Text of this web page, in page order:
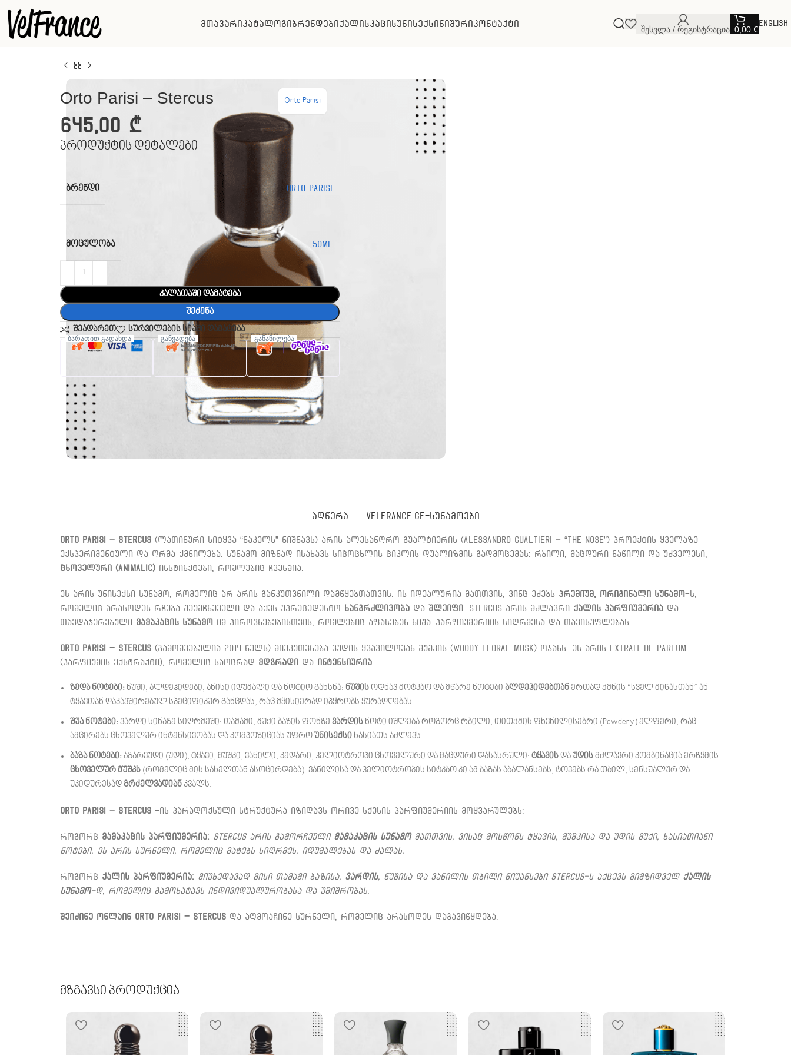
მთავარიკატალოგიბრენდებიქალისკაცისუნისექსინიშურიკონტაქტი
Შესვლა / Რეგისტრაცია 0,00 ₾
English
Orto Parisi – Stercus Orto Parisi
645,00 ₾
პროდუქტის დეტალები
ᲑᲠᲔᲜᲓᲘ Orto Parisi
ᲛᲝᲪᲣᲚᲝᲑᲐ 50ML
კალათაში დამატება
შეძენა
შეადარეთ სურვილების სიაში დამატება
ბარათით გადახდა განვადება განაწილება
ᲐᲦᲬᲔᲠᲐ VELFRANCE.GE-ᲡᲣᲜᲐᲛᲝᲔᲑᲘ
Orto Parisi – Stercus (ლათინური სიტყვა “ნაკელს” ნიშნავს) არის ალესანდრო გუალტიერის (Alessandro Gualtieri – “The Nose”) პროექტის ყველაზე
ექსპერიმენტული და ღრმა ქმნილება. სუნამო მიზნად ისახავს სიცოცხლის ციკლის დუალიზმის გადმოცემას: რბილი, მაცდური ნაწილი და უძველესი,
ცხოველური (Animalic) ინსტინქტები, რომლებიც ჩვენშია.
ეს არის უნისექსი სუნამო, რომელიც არ არის განკუთვნილი დამწყებთათვის. ის იდეალურია მათთვის, ვინც ეძებს პრემიუმ, ორიგინალი სუნამო-ს,
რომელიც არასოდეს რჩება შეუმჩნეველი და აქვს უპრეცედენტო
ხანგრძლივობა და შლეიფი . Stercus არის მძლავრი ქალის პარფიუმერია და
თავდაჯერებული მამაკაცის სუნამო იმ პიროვნებებისთვის, რომლებიც აფასებენ ნიშა-პარფიუმერიის სიღრმესა და თავისუფლებას.
Orto Parisi – Stercus (გამოშვებულია 2014 წელს) მიეკუთვნება ვუდის ყვავილოვან მუშკის (Woody Floral Musk) ოჯახს. ეს არის Extrait de Parfum
(პარფიუმის ექსტრაქტი), რომელიც საოცრად მდგრადი და ინტენსიურია
ზედა ნოტები: ნუში, ალდეჰიდები, ანისი იდუმალი და ნოტიო გახსნა: ნუშის ოდნავ მოტკბო და მწარე ნოტები ალდეჰიდებთან ერთად ქმნის “სველ მიწასთან” ან
ტყავთან დაკავშირებულ სპეციფიკურ განცდას, რაც მყისიერად იპყრობს ყურადღებას.
შუა ნოტები: ვარდი სინაზე სიღრმეში: თამამი, მუქი ბაზის ფონზე ვარდის ნოტი იშლება როგორც რბილი, თითქმის ფხვნილისებრი (Powdery) ელფერი, რაც
ამცირებს ცხოველურ ინტენსივობას და კომპოზიციას უფრო უნისექსი ხასიათს აძლევს.
ბაზა ნოტები: აგარვუდი (უდი), ტყავი, მუშკი, ვანილი, კედარი, ჰელიოტროპი ცხოველური და მაცდური დასასრული: ტყავის და უდის მძლავრი კომბინაცია ერწყმის
ცხოველურ მუშკს (რომელიც მის სახელთან ასოცირდება). ვანილისა და ჰელიოტროპის სიტკბო კი ამ ბაზას აბალანსებს, ტოვებს რა თბილ, სენსუალურ და
უკიდურესად გრძელვადიან კვალს.
Orto Parisi – Stercus -ის პარადოქსული სტრუქტურა იზიდავს ორივე სქესის პარფიუმერიის მოყვარულებს:
როგორც მამაკაცის პარფიუმერია: Stercus არის გამორჩეული მამაკაცის სუნამომათთვის, ვისაც მოსწონს ტყავის, მუშკისა და უდის მუქი, ხასიათიანი
ნოტები. ეს არის სურნელი, რომელიც მატებს სიღრმეს, იდუმალებას და ძალას.
როგორც ქალის პარფიუმერია: მიუხედავად მისი თამამი ბაზისა, ვარდის, ნუშისა და ვანილის თბილი ნიუანსები Stercus-ს აქცევს მიმზიდველ ქალის
სუნამო-დ, რომელიც გამოხატავს ინდივიდუალურობასა და უშიშრობას.
შეიძინე ონლაინ Orto Parisi – Stercus და აღმოაჩინე სურნელი, რომელიც არასოდეს დაგავიწყდება.
Მზგავსი Პროდუქცია